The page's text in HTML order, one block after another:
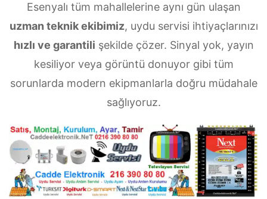
Esenyalı tüm mahallelerine aynı gün ulaşan
uzman teknik ekibimiz, uydu servisi ihtiyaçlarınızı
hızlı ve garantili şekilde çözer. Sinyal yok, yayın
kesiliyor veya görüntü donuyor gibi tüm
sorunlarda modern ekipmanlarla doğru müdahale
sağlıyoruz.